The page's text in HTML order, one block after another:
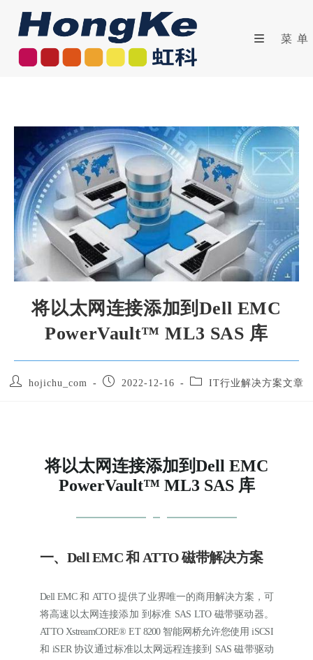
菜单
将以太网连接添加到Dell EMC
PowerVault™ ML3 SAS 库
hojichu_com 2022-12-16 IT行业解决方案文章
将以太网连接添加到Dell EMC
PowerVault™ ML3 SAS 库
一、Dell EMC 和 ATTO 磁带解决方案
Dell EMC 和 ATTO 提供了业界唯一的商用解决方案，可
将高速以太网连接添加 到标准 SAS LTO 磁带驱动器。
ATTO XstreamCORE® ET 8200 智能网桥允许您使用 iSCSI
和 iSER 协议通过标准以太网远程连接到 SAS 磁带驱动